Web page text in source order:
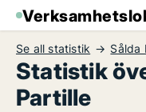
Se all statistik Sålda
Statistik
Partille